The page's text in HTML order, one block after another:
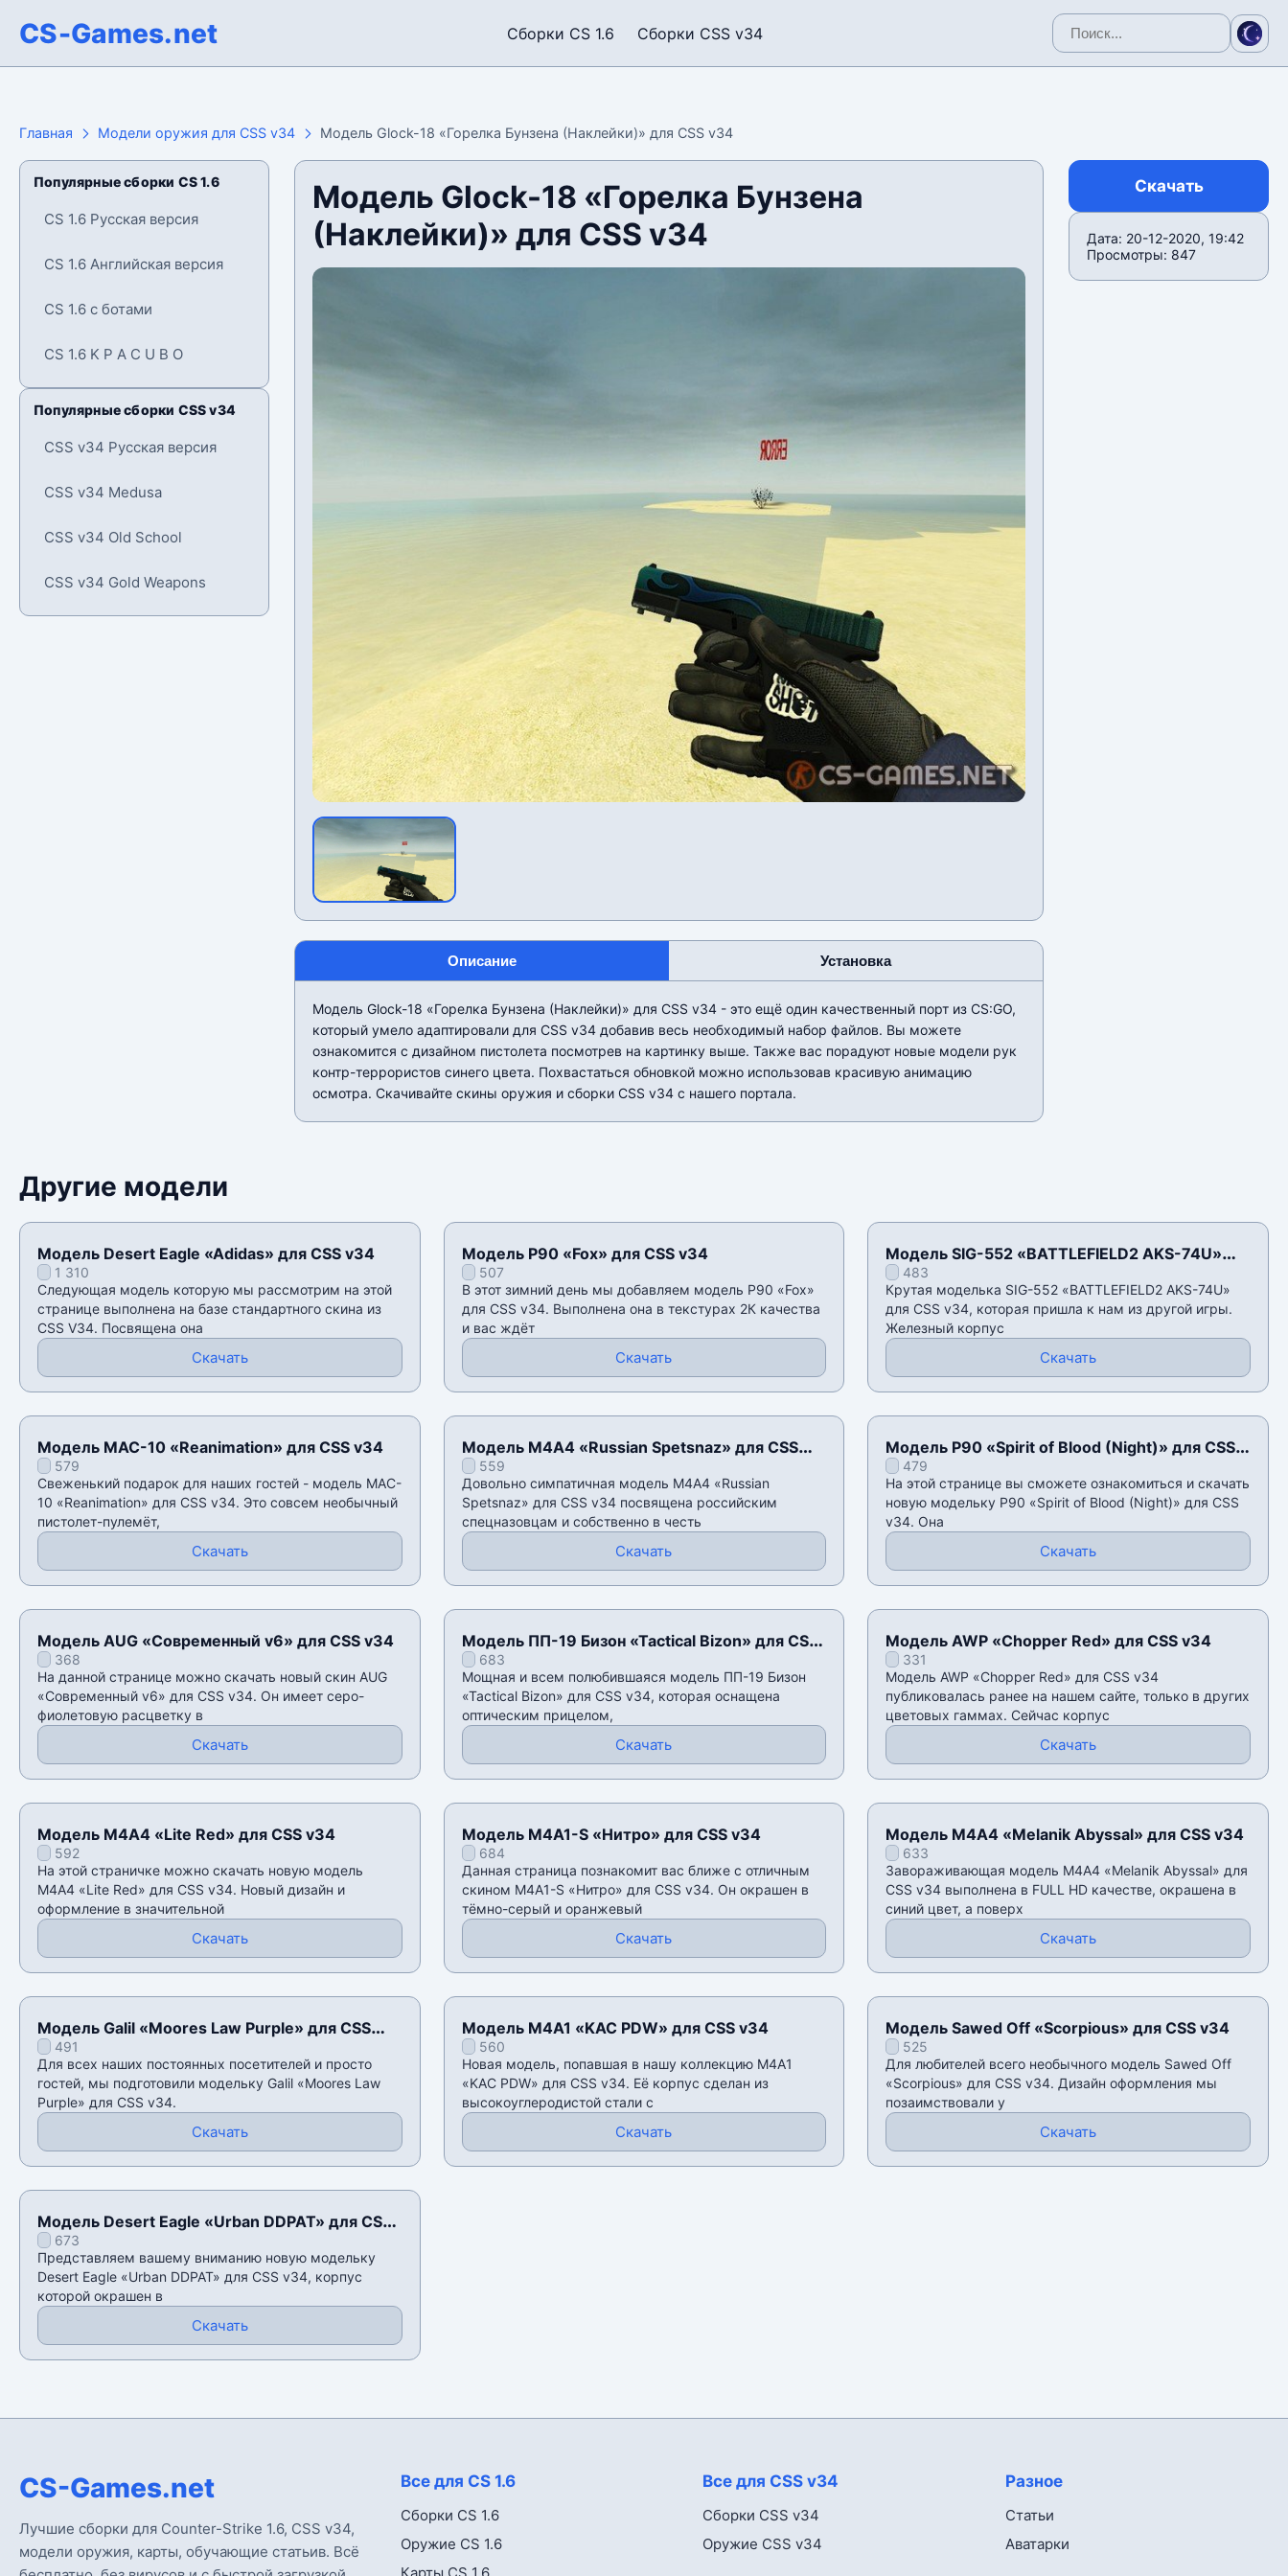
CS-Games.net Сборки CS 1.6 Сборки CSS v34
Главная Модели оружия для CSS v34 Модель Glock-18 «Горелка Бунзена (Наклейки)» для CSS v34
Популярные сборки CS 1.6
CS 1.6 Русская версия
CS 1.6 Английская версия
CS 1.6 с ботами
CS 1.6 K P A C U B O
Популярные сборки CSS v34
CSS v34 Русская версия
CSS v34 Medusa
CSS v34 Old School
CSS v34 Gold Weapons
Модель Glock-18 «Горелка Бунзена
(Наклейки)» для CSS v34
Описание Установка
Модель Glock-18 «Горелка Бунзена (Наклейки)» для CSS v34 - это ещё один качественный порт из CS:GO,
который умело адаптировали для CSS v34 добавив весь необходимый набор файлов. Вы можете
ознакомится с дизайном пистолета посмотрев на картинку выше. Также вас порадуют новые модели рук
контр-террористов синего цвета. Похвастаться обновкой можно использовав красивую анимацию
осмотра. Скачивайте скины оружия и сборки CSS v34 с нашего портала.
Скачать
Дата: 20-12-2020, 19:42
Просмотры: 847
Другие модели
Модель Desert Eagle «Adidas» для CSS v34
1 310
Следующая модель которую мы рассмотрим на этой
странице выполнена на базе стандартного скина из
CSS V34. Посвящена она
Скачать
Модель P90 «Fox» для CSS v34
507
В этот зимний день мы добавляем модель P90 «Fox»
для CSS v34. Выполнена она в текстурах 2К качества
и вас ждëт
Скачать
Модель SIG-552 «BATTLEFIELD2 AKS-74U»
для CSS v34
483
Крутая моделька SIG-552 «BATTLEFIELD2 AKS-74U»
для CSS v34, которая пришла к нам из другой игры.
Железный корпус
Скачать
Модель MAC-10 «Reanimation» для CSS v34
579
Свеженький подарок для наших гостей - модель MAC-
10 «Reanimation» для CSS v34. Это совсем необычный
пистолет-пулемёт,
Скачать
Модель М4А4 «Russian Spetsnaz» для CSS
v34559
Довольно симпатичная модель М4А4 «Russian
Spetsnaz» для CSS v34 посвящена российским
спецназовцам и собственно в честь
Скачать
Модель P90 «Spirit of Blood (Night)» для CSS
v34479
На этой странице вы сможете ознакомиться и скачать
новую модельку P90 «Spirit of Blood (Night)» для CSS
v34. Она
Скачать
Модель AUG «Современный v6» для CSS v34
368
На данной странице можно скачать новый скин AUG
«Современный v6» для CSS v34. Он имеет серо-
фиолетовую расцветку в
Скачать
Модель ПП-19 Бизон «Tactical Bizon» для CSS
v34683
Мощная и всем полюбившаяся модель ПП-19 Бизон
«Tactical Bizon» для CSS v34, которая оснащена
оптическим прицелом,
Скачать
Модель AWP «Chopper Red» для CSS v34
331
Модель AWP «Chopper Red» для CSS v34
публиковалась ранее на нашем сайте, только в других
цветовых гаммах. Сейчас корпус
Скачать
Модель М4А4 «Lite Red» для CSS v34
592
На этой страничке можно скачать новую модель
М4А4 «Lite Red» для CSS v34. Новый дизайн и
оформление в значительной
Скачать
Модель M4A1-S «Нитро» для CSS v34
684
Данная страница познакомит вас ближе с отличным
скином M4A1-S «Нитро» для CSS v34. Он окрашен в
тëмно-серый и оранжевый
Скачать
Модель М4А4 «Melanik Abyssal» для CSS v34
633
Завораживающая модель М4А4 «Melanik Abyssal» для
CSS v34 выполнена в FULL HD качестве, окрашена в
синий цвет, а поверх
Скачать
Модель Galil «Moores Law Purple» для CSS
v34491
Для всех наших постоянных посетителей и просто
гостей, мы подготовили модельку Galil «Moores Law
Purple» для CSS v34.
Скачать
Модель M4A1 «KAC PDW» для CSS v34
560
Новая модель, попавшая в нашу коллекцию M4A1
«KAC PDW» для CSS v34. Её корпус сделан из
высокоуглеродистой стали с
Скачать
Модель Sawed Off «Scorpious» для CSS v34
525
Для любителей всего необычного модель Sawed Off
«Scorpious» для CSS v34. Дизайн оформления мы
позаимствовали у
Скачать
Модель Desert Eagle «Urban DDPAT» для CSS
v34673
Представляем вашему вниманию новую модельку
Desert Eagle «Urban DDPAT» для CSS v34, корпус
которой окрашен в
Скачать
CS-Games.net
Лучшие сборки для Counter-Strike 1.6, CSS v34,
модели оружия, карты, обучающие статьив. Всё
Все для CS 1.6
Сборки CS 1.6
Оружие CS 1.6
Все для CSS v34
Сборки CSS v34
Оружие CSS v34
Разное
Статьи
Аватарки